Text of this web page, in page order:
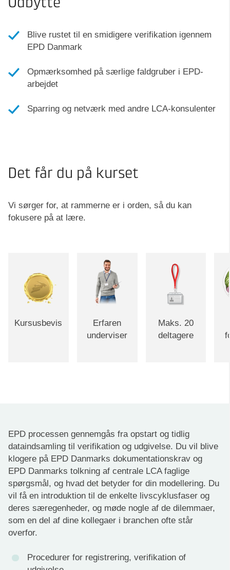
Udbytte
Blive rustet til en smidigere verifikation igennem
EPD Danmark
Opmærksomhed på særlige faldgruber i EPD-
arbejdet
Sparring og netværk med andre LCA-konsulenter
Det får du på kurset
Vi sørger for, at rammerne er i orden, så du kan
fokusere på at lære.
Kursusbevis
Erfaren
underviser
Maks. 20
deltagere
EPD processen gennemgås fra opstart og tidlig
dataindsamling til verifikation og udgivelse. Du vil blive
klogere på EPD Danmarks dokumentationskrav og
EPD Danmarks tolkning af centrale LCA faglige
spørgsmål, og hvad det betyder for din modellering. Du
vil få en introduktion til de enkelte livscyklusfaser og
deres særegenheder, og møde nogle af de dilemmaer,
som en del af dine kollegaer i branchen ofte står
overfor.
Procedurer for registrering, verifikation of